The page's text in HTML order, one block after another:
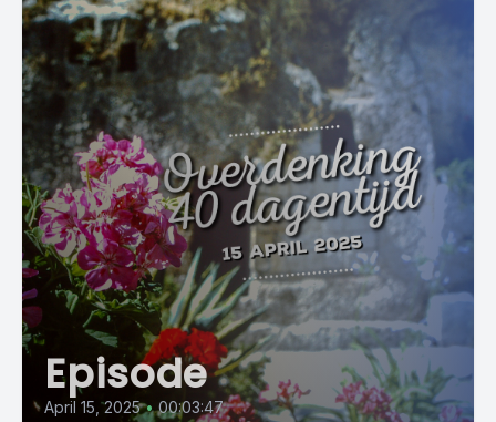
Episode
April 15, 2025 • 00:03:47